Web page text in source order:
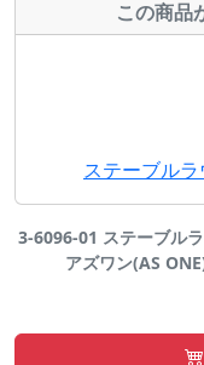
この商品
ステーブル
3-6096-01 ステーブル
アズワン(AS